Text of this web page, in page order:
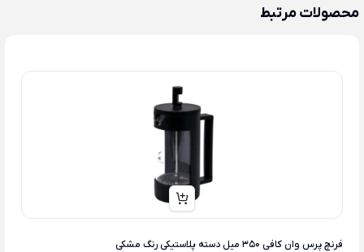
محصولات مرتبط
فرنچ پرس وان کافی 350 میل دسته پلاستیکی رنگ مشکی